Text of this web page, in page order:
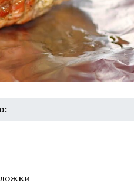
ложки